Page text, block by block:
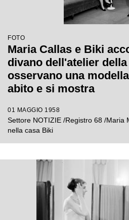
FOTO
Maria Callas e Biki
divano dell'atelier
osservano una
abito e si mostra
01 MAGGIO 1958
Settore NOTIZIE /Registro 68 /Maria
nella casa Biki